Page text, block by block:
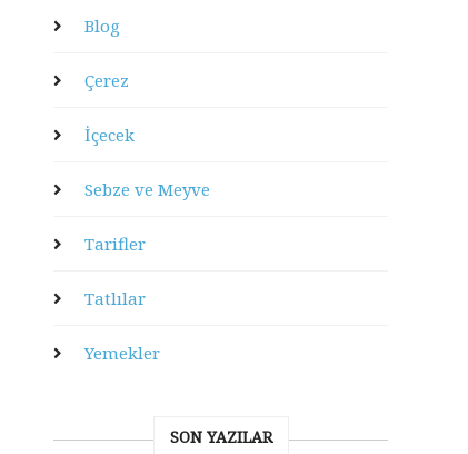
Blog
Çerez
İçecek
Sebze ve Meyve
Tarifler
Tatlılar
Yemekler
SON YAZILAR